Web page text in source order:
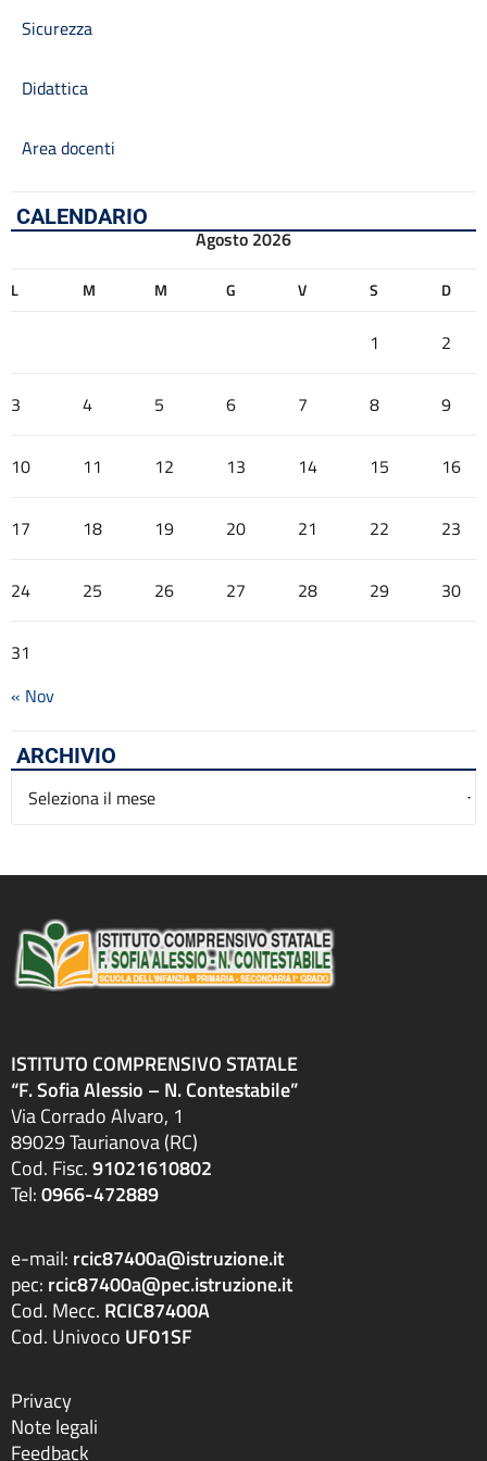
Sicurezza
Didattica
Area docenti
CALENDARIO
Agosto 2026
L M M G V S D
1 2
3 4 5 6 7 8 9
10 11 12 13 14 15 16
17 18 19 20 21 22 23
24 25 26 27 28 29 30
31
« Nov
ARCHIVIO
Archivio
ISTITUTO COMPRENSIVO STATALE
“F. Sofia Alessio – N. Contestabile”
Via Corrado Alvaro, 1
89029 Taurianova (RC)
Cod. Fisc.91021610802
Tel:0966-472889
e-mail: rcic87400a@istruzione.it
pec: rcic87400a@pec.istruzione.it
Cod. Mecc. RCIC87400A
Cod. Univoco UF01SF
Privacy
Note legali
Feedback